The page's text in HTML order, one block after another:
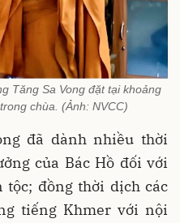
Tăng Sa Vong đặt tại khoảng
chùa. (Ảnh: NVCC)
đã dành nhiều thời
của Bác Hồ đối với
tộc; đồng thời dịch các
tiếng Khmer với nội